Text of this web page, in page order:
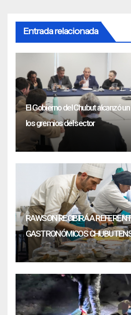
Entrada relacionada
El Gobierno del Chubut alcanzó
los gremios del sector
RAWSON RECIBIRÁ A
GASTRONÓMICOS